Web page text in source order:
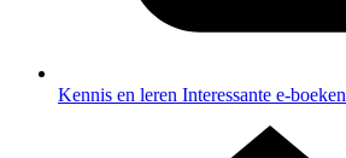
Kennis en leren Interessante e-boeken